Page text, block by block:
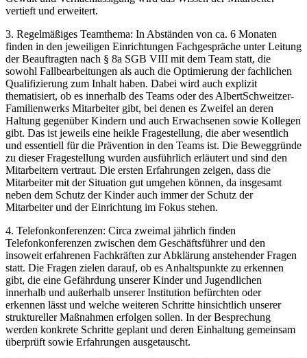
vertieft und erweitert.
3. Regelmäßiges Teamthema: In Abständen von ca. 6 Monaten
finden in den jeweiligen Einrichtungen Fachgespräche unter Leitung
der Beauftragten nach § 8a SGB VIII mit dem Team statt, die
sowohl Fallbearbeitungen als auch die Optimierung der fachlichen
Qualifizierung zum Inhalt haben. Dabei wird auch explizit
thematisiert, ob es innerhalb des Teams oder des AlbertSchweitzer-
Familienwerks Mitarbeiter gibt, bei denen es Zweifel an deren
Haltung gegenüber Kindern und auch Erwachsenen sowie Kollegen
gibt. Das ist jeweils eine heikle Fragestellung, die aber wesentlich
und essentiell für die Prävention in den Teams ist. Die Beweggründe
zu dieser Fragestellung wurden ausführlich erläutert und sind den
Mitarbeitern vertraut. Die ersten Erfahrungen zeigen, dass die
Mitarbeiter mit der Situation gut umgehen können, da insgesamt
neben dem Schutz der Kinder auch immer der Schutz der
Mitarbeiter und der Einrichtung im Fokus stehen.
4. Telefonkonferenzen: Circa zweimal jährlich finden
Telefonkonferenzen zwischen dem Geschäftsführer und den
insoweit erfahrenen Fachkräften zur Abklärung anstehender Fragen
statt. Die Fragen zielen darauf, ob es Anhaltspunkte zu erkennen
gibt, die eine Gefährdung unserer Kinder und Jugendlichen
innerhalb und außerhalb unserer Institution befürchten oder
erkennen lässt und welche weiteren Schritte hinsichtlich unserer
struktureller Maßnahmen erfolgen sollen. In der Besprechung
werden konkrete Schritte geplant und deren Einhaltung gemeinsam
überprüft sowie Erfahrungen ausgetauscht.